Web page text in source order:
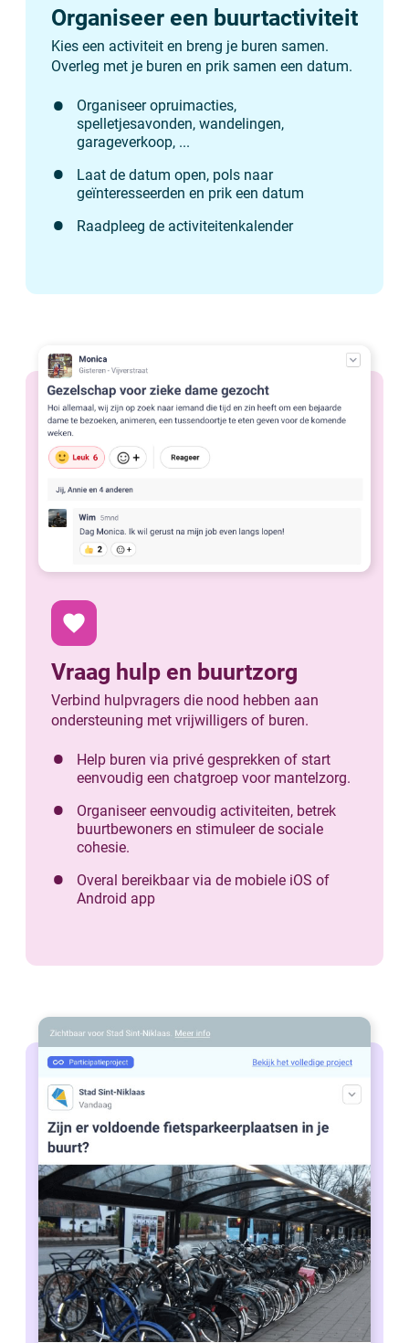
Organiseer een buurtactiviteit
Kies een activiteit en breng je buren samen.
Overleg met je buren en prik samen een datum.
Organiseer opruimacties,
spelletjesavonden, wandelingen,
garageverkoop, ...
Laat de datum open, pols naar
geïnteresseerden en prik een datum
Raadpleeg de activiteitenkalender
favorite
Vraag hulp en buurtzorg
Verbind hulpvragers die nood hebben aan
ondersteuning met vrijwilligers of buren.
Help buren via privé gesprekken of start
eenvoudig een chatgroep voor mantelzorg.
Organiseer eenvoudig activiteiten, betrek
buurtbewoners en stimuleer de sociale
cohesie.
Overal bereikbaar via de mobiele iOS of
Android app